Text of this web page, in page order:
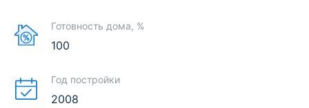
Готовность дома, %
100
Год постройки
2008